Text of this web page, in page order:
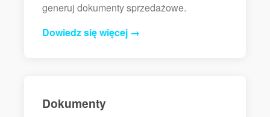
generuj dokumenty sprzedażowe.
Dowiedz się więcej →
Dokumenty